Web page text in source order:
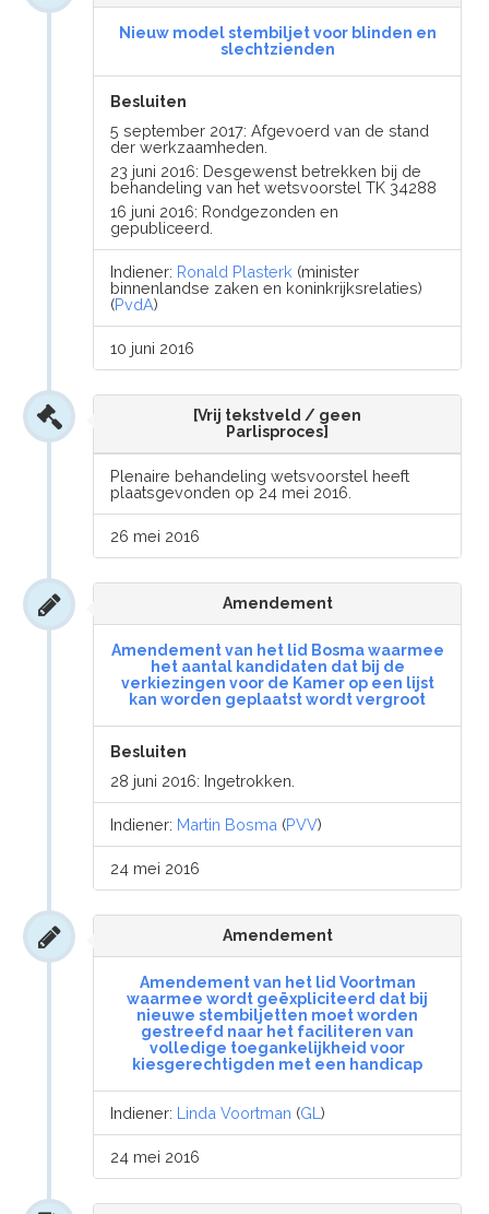
Nieuw model stembiljet voor blinden en
slechtzienden
Besluiten
5 september 2017: Afgevoerd van de stand
der werkzaamheden.
23 juni 2016: Desgewenst betrekken bij de
behandeling van het wetsvoorstel TK 34288
16 juni 2016: Rondgezonden en
gepubliceerd.
Indiener: Ronald Plasterk (minister
binnenlandse zaken en koninkrijksrelaties)
(PvdA)
10 juni 2016
[Vrij tekstveld / geen
Parlisproces]
Plenaire behandeling wetsvoorstel heeft
plaatsgevonden op 24 mei 2016.
26 mei 2016
Amendement
Amendement van het lid Bosma waarmee
het aantal kandidaten dat bij de
verkiezingen voor de Kamer op een lijst
kan worden geplaatst wordt vergroot
Besluiten
28 juni 2016: Ingetrokken.
Indiener: Martin Bosma (PVV)
24 mei 2016
Amendement
Amendement van het lid Voortman
waarmee wordt geëxpliciteerd dat bij
nieuwe stembiljetten moet worden
gestreefd naar het faciliteren van
volledige toegankelijkheid voor
kiesgerechtigden met een handicap
Indiener: Linda Voortman (GL)
24 mei 2016